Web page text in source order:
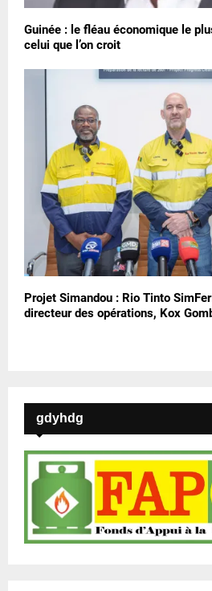
Guinée : le fléau économique le
celui que l’on croit
Projet Simandou : Rio Tinto
directeur des opérations, Kox
gdyhdg